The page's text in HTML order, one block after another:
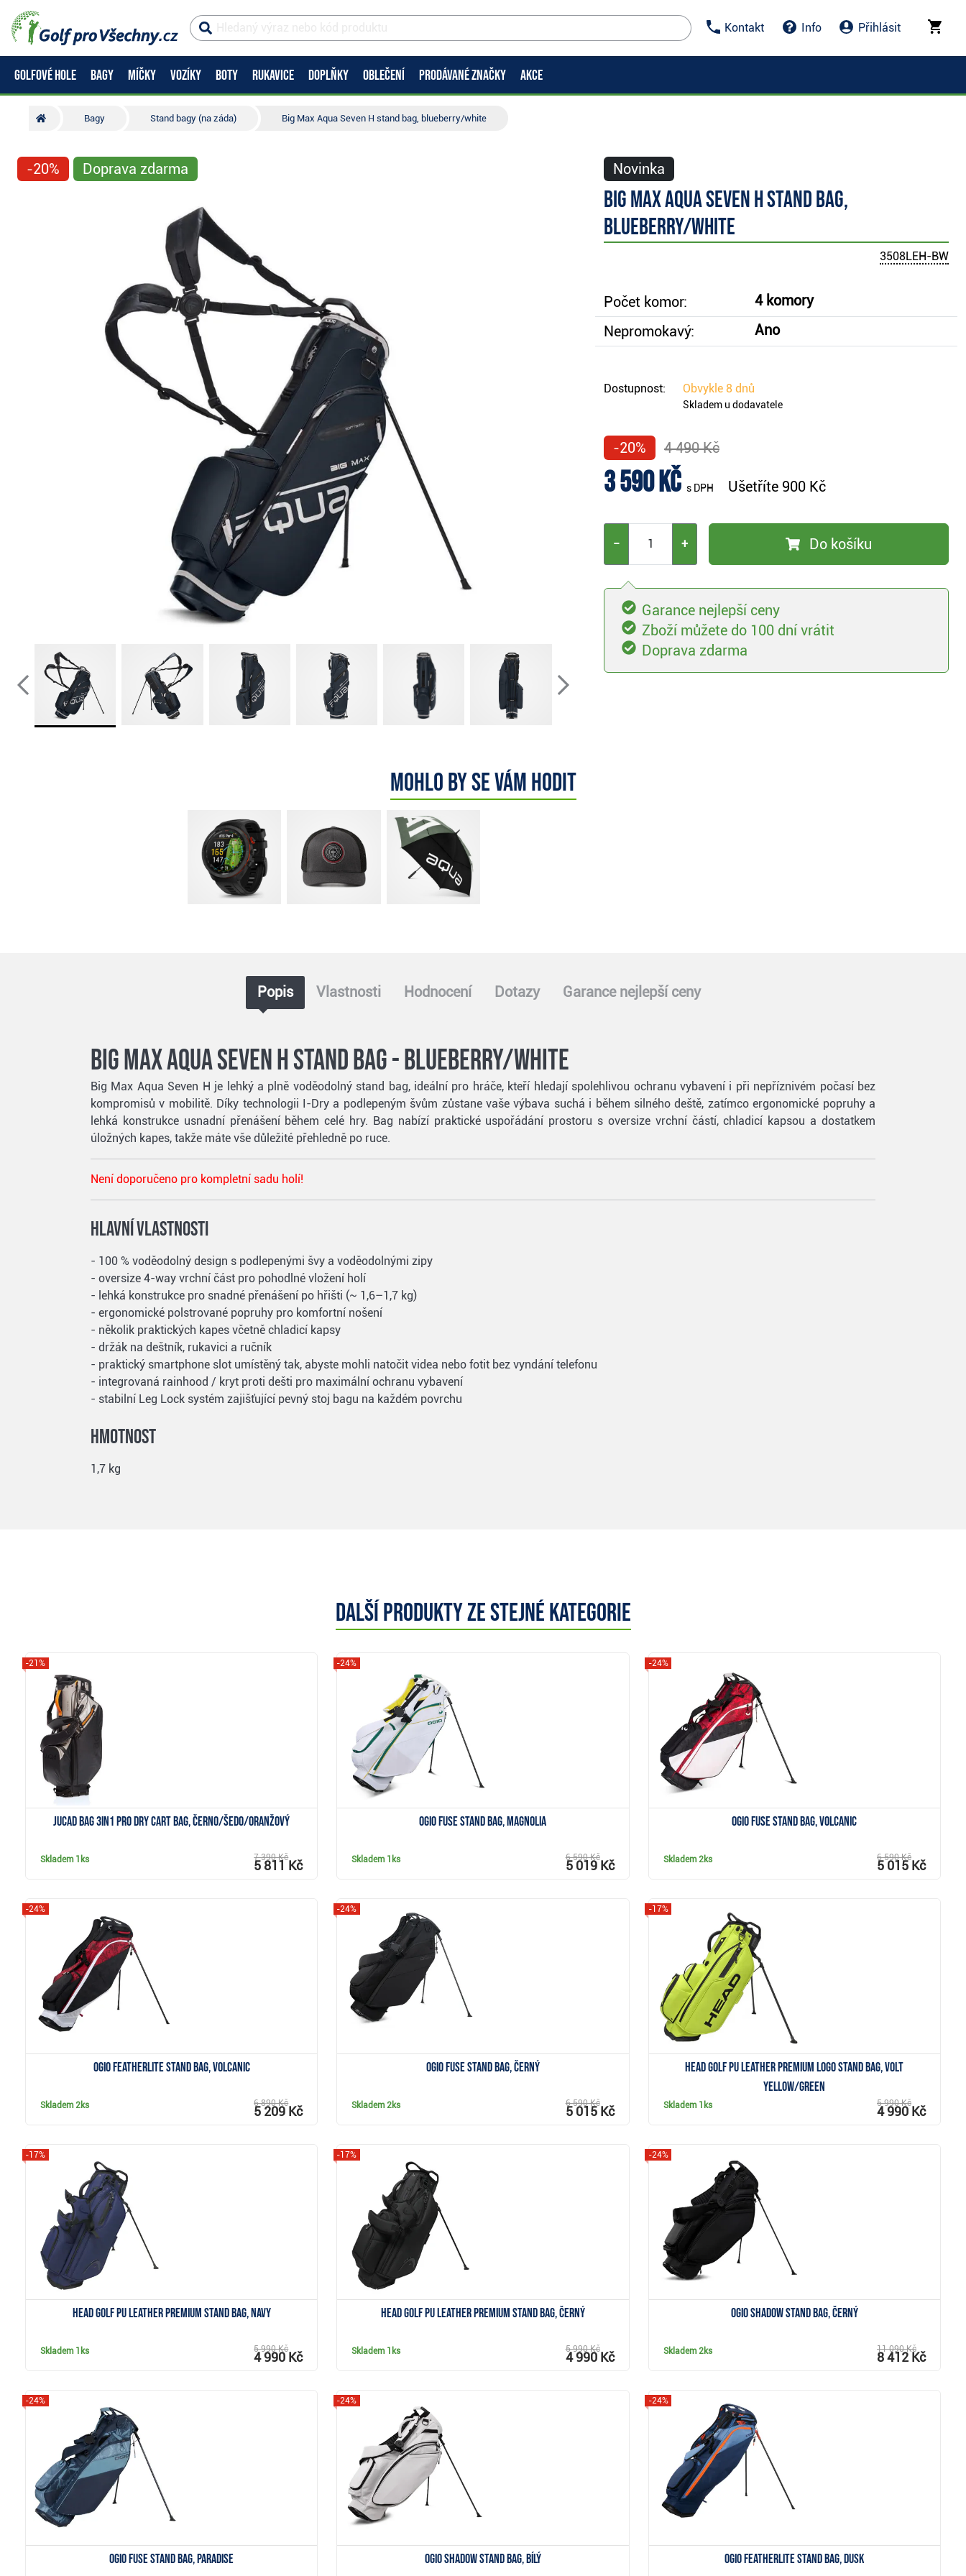
Kontakt Info Přihlásit
GOLFOVÉ HOLE BAGY MÍČKY VOZÍKY BOTY RUKAVICE DOPLŇKY OBLEČENÍ PRODÁVANÉ ZNAČKY AKCE
Bagy Stand bagy (na záda) Big Max Aqua Seven H stand bag, blueberry/white
-20% Doprava zdarma Novinka
Big Max Aqua Seven H stand bag,
blueberry/white
3508LEH-BW
Počet komor:
4 komory
Nepromokavý:
Ano
Dostupnost: Obvykle 8 dnů
Skladem u dodavatele
-20% 4 490 Kč
3 590 Kč s DPH Ušetříte 900 Kč
− + Do košíku
Garance nejlepší ceny
Zboží můžete do 100 dní vrátit
Doprava zdarma
Mohlo by se vám hodit
Popis Vlastnosti Hodnocení Dotazy Garance nejlepší ceny
Big Max Aqua Seven H stand bag - blueberry/white
Big Max Aqua Seven H je lehký a plně voděodolný stand bag, ideální pro hráče, kteří hledají spolehlivou ochranu vybavení i při nepříznivém počasí bez
kompromisů v mobilitě. Díky technologii I-Dry a podlepeným švům zůstane vaše výbava suchá i během silného deště, zatímco ergonomické popruhy a
lehká konstrukce usnadní přenášení během celé hry. Bag nabízí praktické uspořádání prostoru s oversize vrchní částí, chladicí kapsou a dostatkem
úložných kapes, takže máte vše důležité přehledně po ruce.
Není doporučeno pro kompletní sadu holí!
Hlavní vlastnosti
- 100 % voděodolný design s podlepenými švy a voděodolnými zipy
- oversize 4-way vrchní část pro pohodlné vložení holí
- lehká konstrukce pro snadné přenášení po hřišti (~ 1,6–1,7 kg)
- ergonomické polstrované popruhy pro komfortní nošení
- několik praktických kapes včetně chladicí kapsy
- držák na deštník, rukavici a ručník
- praktický smartphone slot umístěný tak, abyste mohli natočit videa nebo fotit bez vyndání telefonu
- integrovaná rainhood / kryt proti dešti pro maximální ochranu vybavení
- stabilní Leg Lock systém zajišťující pevný stoj bagu na každém povrchu
Hmotnost
1,7 kg
Další produkty ze stejné kategorie
JuCad Bag 3in1 Pro Dry cart bag, černo/šedo/oranžový
-21%
Skladem 1ks 7 390 Kč
5 811 Kč
Ogio Fuse stand bag, magnolia
-24%
Skladem 1ks 6 590 Kč
5 019 Kč
Ogio Fuse stand bag, volcanic
-24%
Skladem 2ks 6 590 Kč
5 015 Kč
Ogio Featherlite stand bag, volcanic
-24%
Skladem 2ks 6 890 Kč
5 209 Kč
Ogio Fuse stand bag, černý
-24%
Skladem 2ks 6 590 Kč
5 015 Kč
Head Golf PU Leather Premium Logo stand bag, volt
yellow/green
-17%
Skladem 1ks 5 990 Kč
4 990 Kč
Head Golf PU Leather Premium stand bag, navy
-17%
Skladem 1ks 5 990 Kč
4 990 Kč
Head Golf PU Leather Premium stand bag, černý
-17%
Skladem 1ks 5 990 Kč
4 990 Kč
Ogio Shadow stand bag, černý
-24%
Skladem 2ks 11 090 Kč
8 412 Kč
Ogio Fuse stand bag, paradise
-24%
Ogio Shadow stand bag, bílý
-24%
Ogio Featherlite stand bag, dusk
-24%